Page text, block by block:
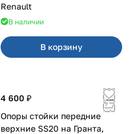
Renault
В наличии
В корзину
4 600 ₽
Опоры стойки передние
верхние SS20 на Гранта,